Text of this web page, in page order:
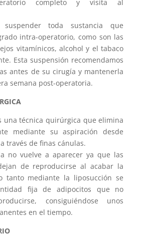
completo y visita al
suspender toda sustancia que
intra-operatorio, como son las
vitamínicos, alcohol y el tabaco
Esta suspensión recomendamos
antes de su cirugía y mantenerla
semana post-operatoria.
una técnica quirúrgica que elimina
mediante su aspiración desde
través de finas cánulas.
no vuelve a aparecer ya que las
de reproducirse al acabar la
tanto mediante la liposucción se
fija de adipocitos que no
consiguiéndose unos
en el tiempo.